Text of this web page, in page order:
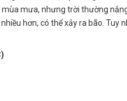
mùa mưa, nhưng trời thường
hơn, có thể xảy ra bão. Tuy